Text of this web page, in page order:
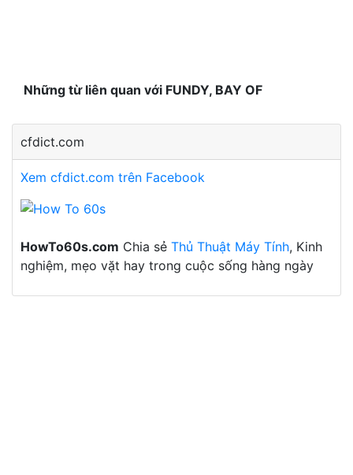
Những từ liên quan với FUNDY, BAY OF
cfdict.com
Xem cfdict.com trên Facebook
HowTo60s.com Chia sẻ Thủ Thuật Máy Tính, Kinh
nghiệm, mẹo vặt hay trong cuộc sống hàng ngày